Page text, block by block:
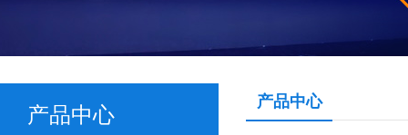
产品中心
产品中心